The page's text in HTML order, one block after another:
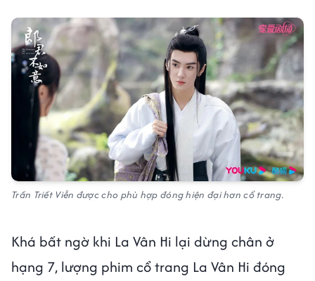
Trần Triết Viễn được cho phù hợp đóng hiện đại hơn cổ trang.
Khá bất ngờ khi La Vân Hi lại dừng chân ở
hạng 7, lượng phim cổ trang La Vân Hi đóng